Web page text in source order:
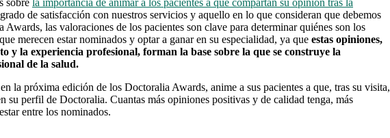
sobre la importancia de animar a los pacientes a que compartan su opinión tras la
de satisfacción con nuestros servicios y aquello en lo que consideran que debemos
las valoraciones de los pacientes son clave para determinar quiénes son los
merecen estar nominados y optar a ganar en su especialidad, ya que estas opiniones,
y la experiencia profesional, forman la base sobre la que se construye la
de la salud.
la próxima edición de los Doctoralia Awards, anime a sus pacientes a que, tras su visita,
su perfil de Doctoralia. Cuantas más opiniones positivas y de calidad tenga, más
entre los nominados.